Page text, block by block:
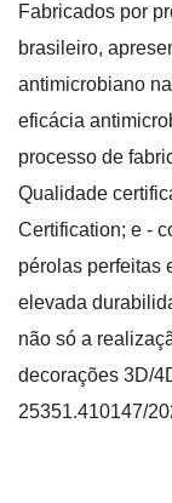
Fabricados por
brasileiro,
antimicrobiano
eficácia
processo de
Qualidade
Certification; e -
pérolas perfeitas
elevada
não só a
decorações 3D/
25351.410147/